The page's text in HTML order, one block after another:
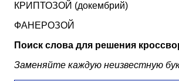
КРИПТОЗОЙ (докембрий)
ФАНЕРОЗОЙ
Поиск слова для решения
Заменяйте каждую неизвестную